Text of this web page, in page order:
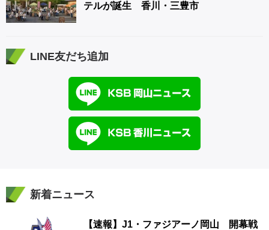
テルが誕生 香川・三豊市
LINE友だち追加
新着ニュース
【速報】J1・ファジアーノ岡山 開幕戦